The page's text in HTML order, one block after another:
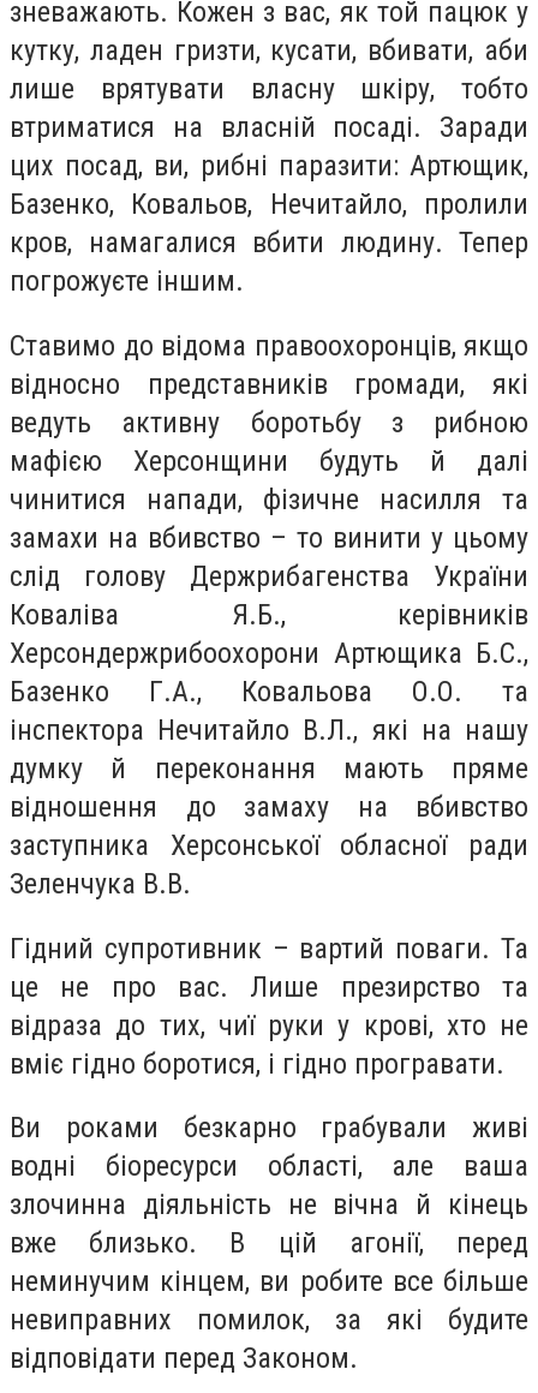
зневажають. Кожен з вас, як той пацюк у
кутку, ладен гризти, кусати, вбивати, аби
лише врятувати власну шкіру, тобто
втриматися на власній посаді. Заради
цих посад, ви, рибні паразити: Артющик,
Базенко, Ковальов, Нечитайло, пролили
кров, намагалися вбити людину. Тепер
погрожуєте іншим.
Ставимо до відома правоохоронців, якщо
відносно представників громади, які
ведуть активну боротьбу з рибною
мафією Херсонщини будуть й далі
чинитися напади, фізичне насилля та
замахи на вбивство – то винити у цьому
слід голову Держрибагенства України
Коваліва Я.Б., керівників
Херсондержрибоохорони Артющика Б.С.,
Базенко Г.А., Ковальова О.О. та
інспектора Нечитайло В.Л., які на нашу
думку й переконання мають пряме
відношення до замаху на вбивство
заступника Херсонської обласної ради
Зеленчука В.В.
Гідний супротивник – вартий поваги. Та
це не про вас. Лише презирство та
відраза до тих, чиї руки у крові, хто не
вміє гідно боротися, і гідно програвати.
Ви роками безкарно грабували живі
водні біоресурси області, але ваша
злочинна діяльність не вічна й кінець
вже близько. В цій агонії, перед
неминучим кінцем, ви робите все більше
невиправних помилок, за які будите
відповідати перед Законом.